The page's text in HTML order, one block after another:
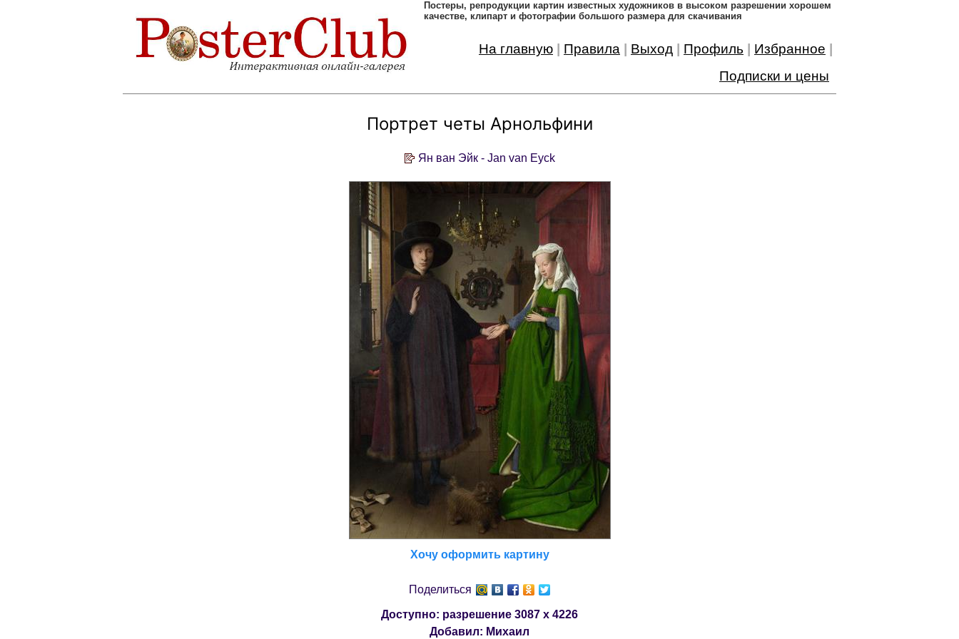
Постеры, pепродукции картин известных художников в высоком разрешении хорошем
качестве, клипарт и фотографии большого размера для скачивания
На главную Правила Выход Профиль Избранное
Подписки и цены
Портрет четы Арнольфини
Ян ван Эйк - Jan van Eyck
Хочу оформить картину
Поделиться
Доступно: разрешение 3087 x 4226
Добавил: Михаил